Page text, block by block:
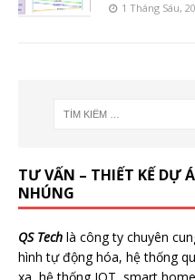
1 Tháng Sáu,
TƯ VẤN – THIẾT KẾ DỰ
NHÚNG
QS Tech là công ty chuyên
hình tự động hóa, hệ thống